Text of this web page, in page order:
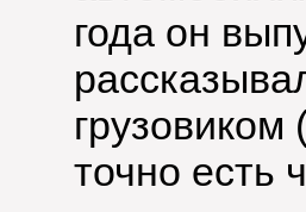
года он
грузовиком
точно есть